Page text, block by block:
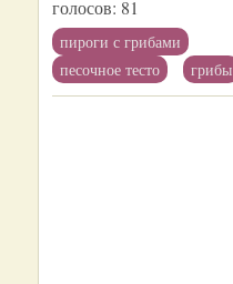
голосов: 81
пироги с грибами
песочное тесто
грибы